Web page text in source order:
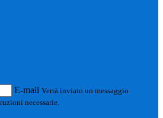
E-mail Verrà inviato un messaggio
necessarie.